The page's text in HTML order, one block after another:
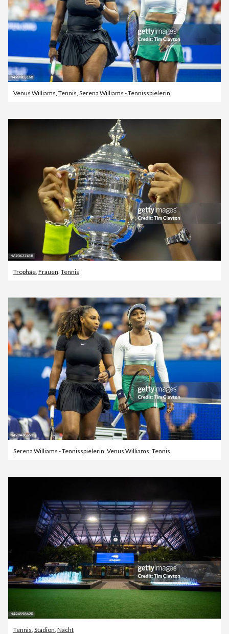
Venus Williams Tennis Serena Williams - Tennisspielerin
Trophäe, Frauen, Tennis
Serena Williams - Tennisspielerin Venus Williams Tennis
Tennis Stadion Nacht